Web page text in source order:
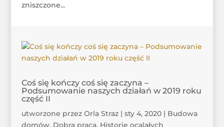
zniszczone...
Coś się kończy coś się zaczyna –
Podsumowanie naszych działań w 2019 roku
część II
utworzone przez Orla Straz| sty 4, 2020| Budowa
domów, Dobra praca, Historie ocalałych